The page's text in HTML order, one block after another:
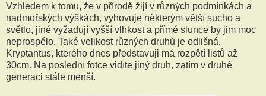
Vzhledem k tomu, že v přírodě žijí v různých podmínkách a
nadmořských výškách, vyhovuje některým větší sucho a
světlo, jiné vyžadují vyšší vlhkost a přímé slunce by jim moc
neprospělo. Také velikost různých druhů je odlišná.
Kryptantus, kterého dnes představuji má rozpětí listů až
30cm. Na poslední fotce vidíte jiný druh, zatím v druhé
generaci stále menší.